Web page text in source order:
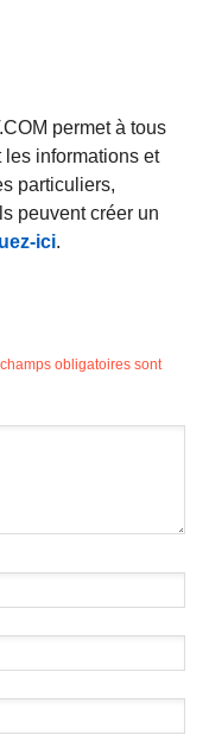
permet à tous
les informations et
particuliers,
peuvent créer un
ici.
obligatoires sont